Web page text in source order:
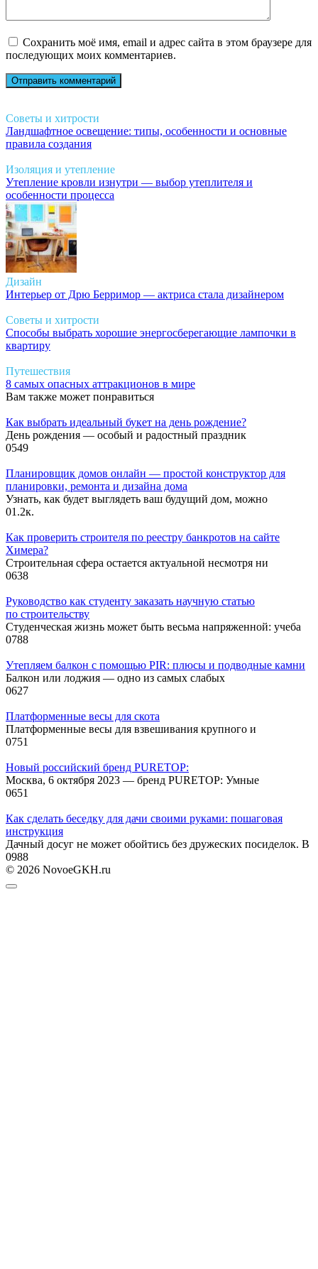
Сохранить моё имя, email и адрес сайта в этом браузере для
последующих моих комментариев.
Советы и хитрости
Ландшафтное освещение: типы, особенности и основные
правила создания
Изоляция и утепление
Утепление кровли изнутри — выбор утеплителя и
особенности процесса
Дизайн
Интерьер от Дрю Берримор — актриса стала дизайнером
Советы и хитрости
Способы выбрать хорошие энергосберегающие лампочки в
квартиру
Путешествия
8 самых опасных аттракционов в мире
Вам также может понравиться
Как выбрать идеальный букет на день рождение?
День рождения — особый и радостный праздник
0549
Планировщик домов онлайн — простой конструктор для
планировки, ремонта и дизайна дома
Узнать, как будет выглядеть ваш будущий дом, можно
01.2к.
Как проверить строителя по реестру банкротов на сайте
Химера?
Строительная сфера остается актуальной несмотря ни
0638
Руководство как студенту заказать научную статью
по строительству
Студенческая жизнь может быть весьма напряженной: учеба
0788
Утепляем балкон с помощью PIR: плюсы и подводные камни
Балкон или лоджия — одно из самых слабых
0627
Платформенные весы для скота
Платформенные весы для взвешивания крупного и
0751
Новый российский бренд PURETOP:
Москва, 6 октября 2023 — бренд PURETOP: Умные
0651
Как сделать беседку для дачи своими руками: пошаговая
инструкция
Дачный досуг не может обойтись без дружеских посиделок. В
0988
© 2026 NovoeGKH.ru